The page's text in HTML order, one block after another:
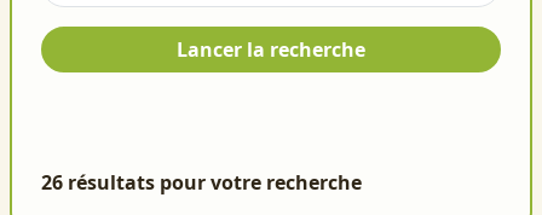
Lancer la recherche
26 résultats pour votre recherche